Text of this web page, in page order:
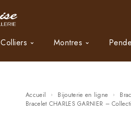
Colliers Montres
Accueil Bijouterie en ligne
Bracelet CHARLES GARNIER –